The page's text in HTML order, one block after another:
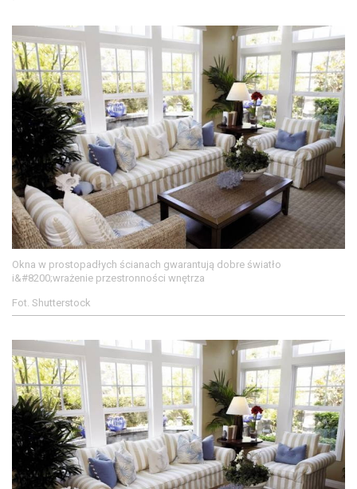
Okna w prostopadłych ścianach gwarantują dobre światło
i&#8200;wrażenie przestronności wnętrza
Fot. Shutterstock